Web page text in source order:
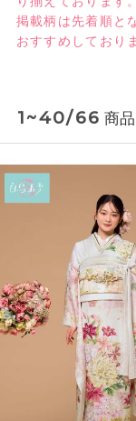
掲載柄は先着順と
おすすめしており
1~40/66 商品